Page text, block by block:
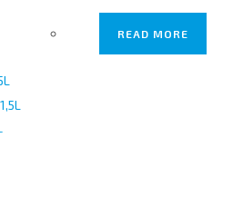
READ MORE